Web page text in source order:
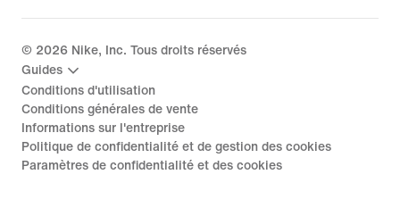
© 2026 Nike, Inc. Tous droits réservés
Guides
Conditions d'utilisation
Conditions générales de vente
Informations sur l'entreprise
Politique de confidentialité et de gestion des cookies
Paramètres de confidentialité et des cookies